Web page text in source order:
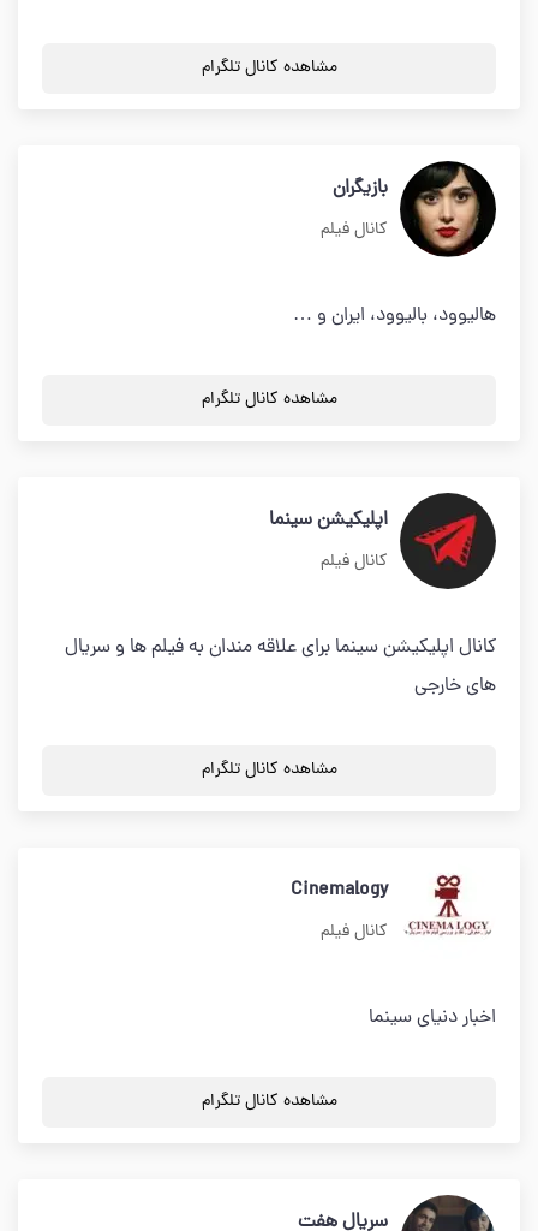
مشاهده کانال تلگرام
بازیگران
کانال فیلم
هالیوود، بالیوود، ایران و …
مشاهده کانال تلگرام
اپلیکیشن سینما
کانال فیلم
کانال اپلیکیشن سینما برای علاقه مندان به فیلم ها و سریال
های خارجی
مشاهده کانال تلگرام
Cinemalogy
کانال فیلم
اخبار دنیای سینما
مشاهده کانال تلگرام
سریال هفت